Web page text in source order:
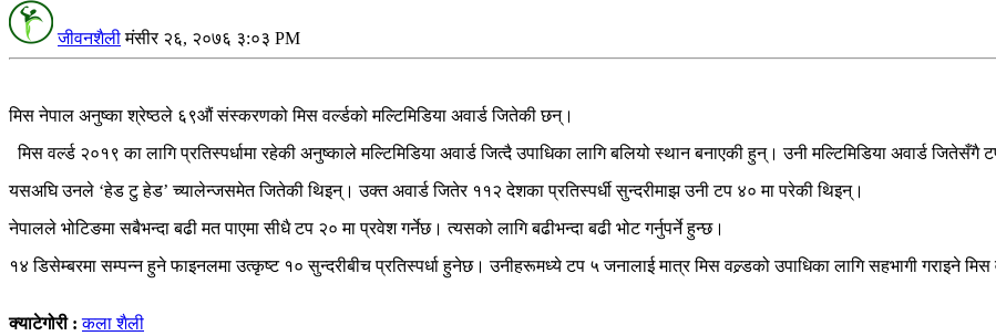
जीवनशैली मंसीर २६, २०७६ ३:०३ PM
मिस नेपाल अनुष्का श्रेष्ठले ६९औं संस्करणको मिस वर्ल्डको मल्टिमिडिया अवार्ड जितेकी छन्।
मिस वर्ल्ड २०१९ का लागि प्रतिस्पर्धामा रहेकी अनुष्काले मल्टिमिडिया अवार्ड जित्दै उपाधिका लागि बलियो स्थान बनाएकी हुन्। उनी मल्टिमिडिया अवार्ड
यसअघि उनले ‘हेड टु हेड’ च्यालेन्जसमेत जितेकी थिइन्। उक्त अवार्ड जितेर ११२ देशका प्रतिस्पर्धी सुन्दरीमाझ उनी टप ४० मा परेकी थिइन्।
नेपालले भोटिङमा सबैभन्दा बढी मत पाएमा सीधै टप २० मा प्रवेश गर्नेछ। त्यसको लागि बढीभन्दा बढी भोट गर्नुपर्ने हुन्छ।
१४ डिसेम्बरमा सम्पन्न हुने फाइनलमा उत्कृष्ट १० सुन्दरीबीच प्रतिस्पर्धा हुनेछ। उनीहरूमध्ये टप ५ जनालाई मात्र मिस वल्र्डको उपाधिका लागि सहभागी गराइने मिस
क्याटेगोरी :कला शैली